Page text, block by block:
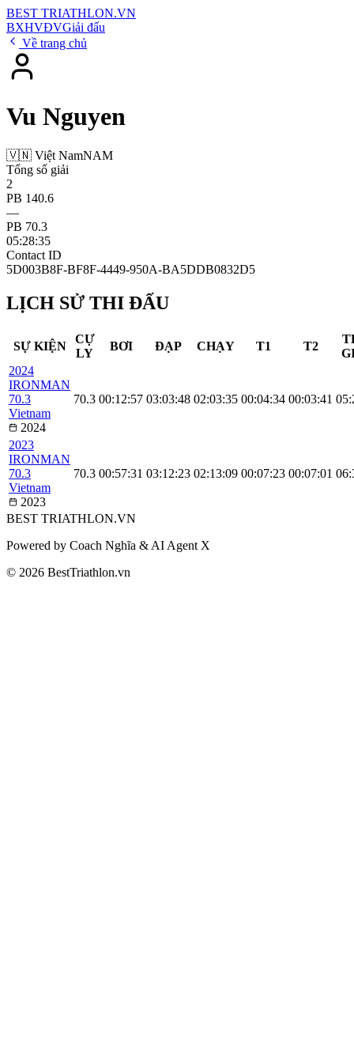
BEST TRIATHLON.VN
BXHVĐVGiải đấu
Về trang chủ
Vu Nguyen
🇻🇳 Việt NamNAM
Tổng số giải
2
PB 140.6
—
PB 70.3
05:28:35
Contact ID
5D003B8F-BF8F-4449-950A-BA5DDB0832D5
LỊCH SỬ THI ĐẤU
SỰ KIỆN
CỰ
LY
BƠI ĐẠP CHẠY T1 T2
2024
IRONMAN
70.3
Vietnam
2024
70.3 00:12:57 03:03:48 02:03:35 00:04:34 00:03:41
2023
IRONMAN
70.3
Vietnam
2023
70.3 00:57:31 03:12:23 02:13:09 00:07:23 00:07:01
BEST TRIATHLON.VN
Powered by Coach Nghĩa & AI Agent X
© 2026 BestTriathlon.vn